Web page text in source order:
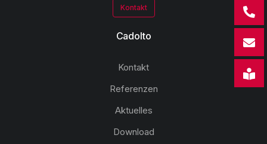
Kontakt
Cadolto
Kontakt
Referenzen
Aktuelles
Download